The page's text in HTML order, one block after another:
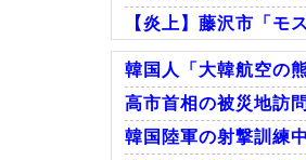
【炎上】藤沢市「
Powered by
韓国人「大韓航空の
高市首相の被災地訪
韓国陸軍の射撃訓練